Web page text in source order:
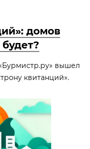
домов
вышел
квитанций».